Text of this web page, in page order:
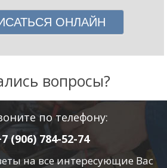
ОНЛАЙН
вопросы?
по телефону:
(906) 784-52-74
на все интересующие Вас